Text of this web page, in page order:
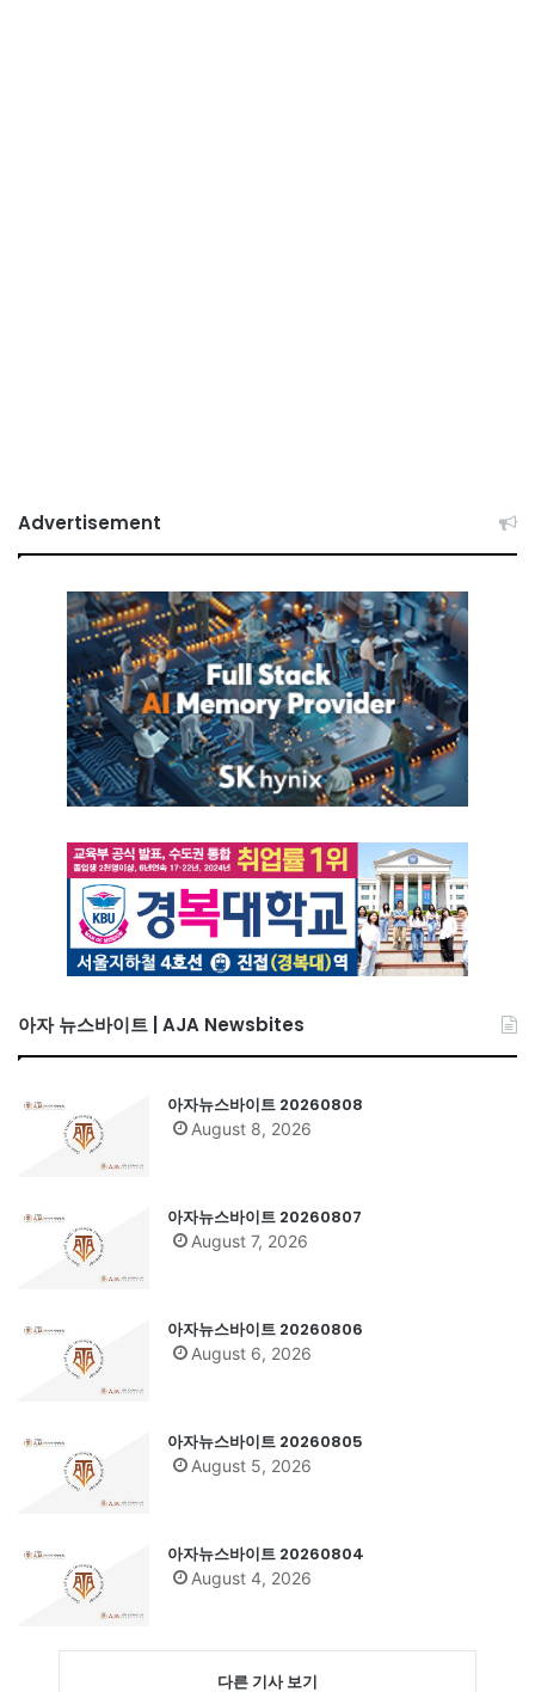
Advertisement
아자 뉴스바이트 | AJA Newsbites
아자뉴스바이트 20260808
August 8, 2026
아자뉴스바이트 20260807
August 7, 2026
아자뉴스바이트 20260806
August 6, 2026
아자뉴스바이트 20260805
August 5, 2026
아자뉴스바이트 20260804
August 4, 2026
다른 기사 보기